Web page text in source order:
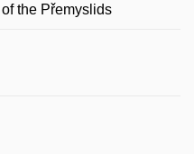
the Přemyslids